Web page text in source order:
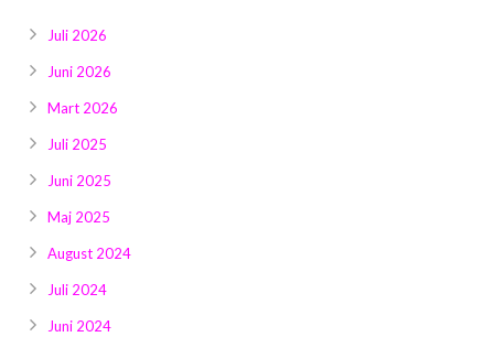
Juli 2026
Juni 2026
Mart 2026
Juli 2025
Juni 2025
Maj 2025
August 2024
Juli 2024
Juni 2024